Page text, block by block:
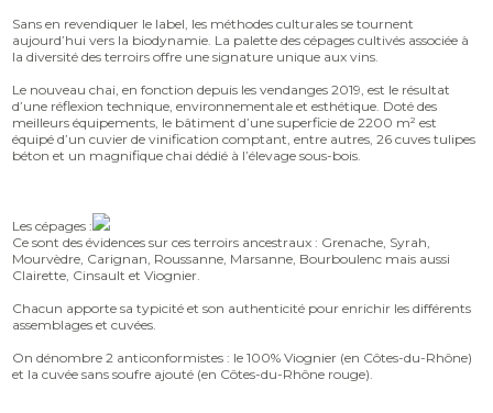
Sans en revendiquer le label, les méthodes culturales se tournent
aujourd’hui vers la biodynamie. La palette des cépages cultivés associée à
la diversité des terroirs offre une signature unique aux vins.
Le nouveau chai, en fonction depuis les vendanges 2019, est le résultat
d’une réflexion technique, environnementale et esthétique. Doté des
meilleurs équipements, le bâtiment d’une superficie de 2200 m² est
équipé d’un cuvier de vinification comptant, entre autres, 26 cuves tulipes
béton et un magnifique chai dédié à l’élevage sous-bois.
Les cépages :
​​Ce sont des évidences sur ces terroirs ancestraux : Grenache, Syrah,
Mourvèdre, Carignan, Roussanne, Marsanne, Bourboulenc mais aussi
Clairette, Cinsault et Viognier.
Chacun apporte sa typicité et son authenticité pour enrichir les différents
assemblages et cuvées.
On dénombre 2 anticonformistes : le 100% Viognier (en Côtes-du-Rhône)
et la cuvée sans soufre ajouté (en Côtes-du-Rhône rouge).